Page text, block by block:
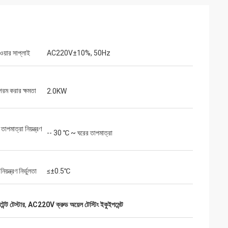
সাপ্লাই AC220V±10%, 50Hz
করার ক্ষমতা 2.0KW
তাপমাত্রা নিয়ন্ত্রণ -- 30 ℃ ~ ঘরের তাপমাত্রা
নির্ভুলতা ≤±0.5℃
টেস্টার, AC220V ক্রুড অয়েল টেস্টিং ইকুইপমেন্ট